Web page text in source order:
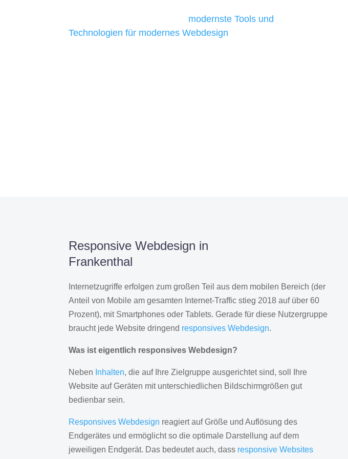
modernste Tools und
Technologien für modernes Webdesign
Responsive Webdesign in
Frankenthal
Internetzugriffe erfolgen zum großen Teil aus dem mobilen Bereich (der
Anteil von Mobile am gesamten Internet-Traffic stieg 2018 auf über 60
Prozent), mit Smartphones oder Tablets. Gerade für diese Nutzergruppe
braucht jede Website dringend responsives Webdesign.
Was ist eigentlich responsives Webdesign?
Neben Inhalten, die auf Ihre Zielgruppe ausgerichtet sind, soll Ihre
Website auf Geräten mit unterschiedlichen Bildschirmgrößen gut
bedienbar sein.
Responsives Webdesign reagiert auf Größe und Auflösung des
Endgerätes und ermöglicht so die optimale Darstellung auf dem
jeweiligen Endgerät. Das bedeutet auch, dass responsive Websites